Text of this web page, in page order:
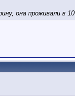
она проживали в